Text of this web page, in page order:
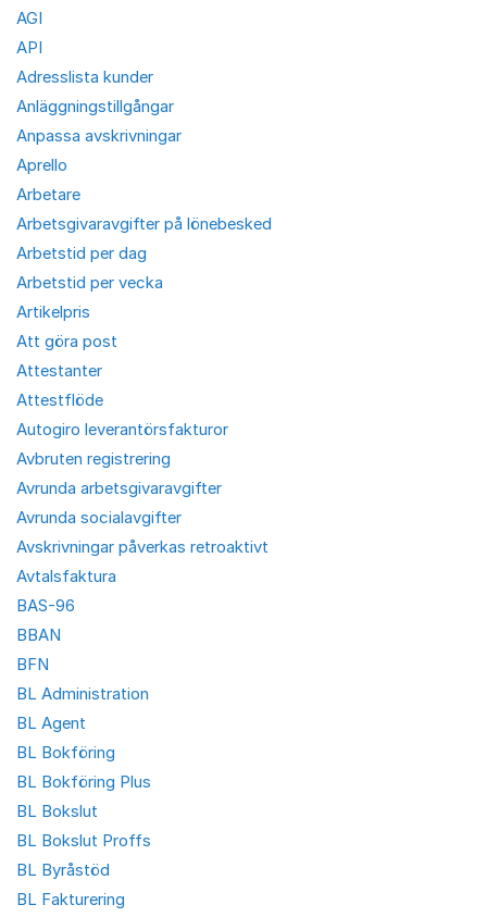
AGI
API
Adresslista kunder
Anläggningstillgångar
Anpassa avskrivningar
Aprello
Arbetare
Arbetsgivaravgifter på lönebesked
Arbetstid per dag
Arbetstid per vecka
Artikelpris
Att göra post
Attestanter
Attestflöde
Autogiro leverantörsfakturor
Avbruten registrering
Avrunda arbetsgivaravgifter
Avrunda socialavgifter
Avskrivningar påverkas retroaktivt
Avtalsfaktura
BAS-96
BBAN
BFN
BL Administration
BL Agent
BL Bokföring
BL Bokföring Plus
BL Bokslut
BL Bokslut Proffs
BL Byråstöd
BL Fakturering